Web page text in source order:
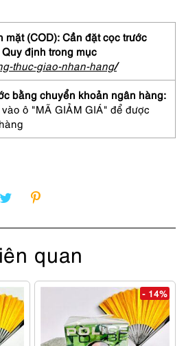
(COD): Cần đặt cọc trước
Quy định trong mục
thuc-giao-nhan-hang/
bằng chuyển khoản ngân hàng:
vào ô "MÃ GIẢM GIÁ" để được
quan
- 14%